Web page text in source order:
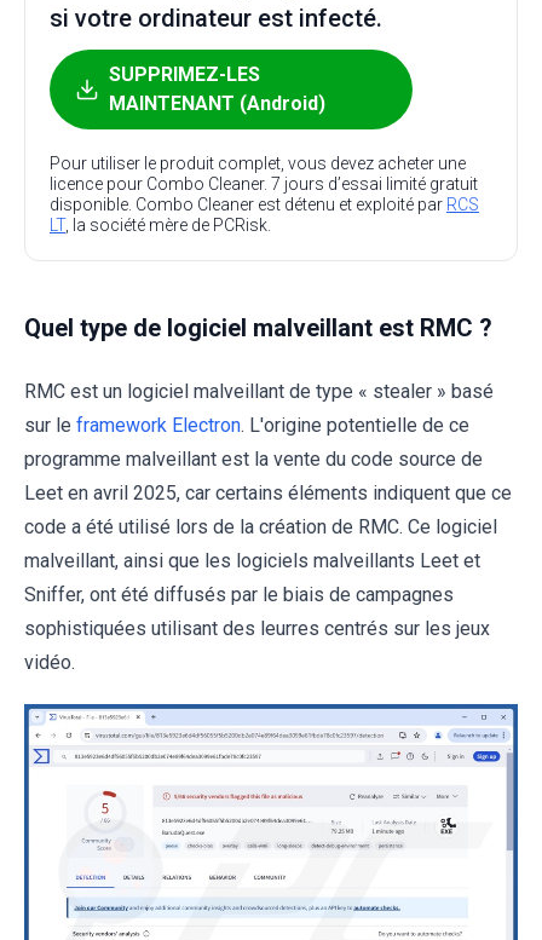
si votre ordinateur est infecté.
SUPPRIMEZ-LES
MAINTENANT (Android)
Pour utiliser le produit complet, vous devez acheter une
licence pour Combo Cleaner. 7 jours d’essai limité gratuit
disponible. Combo Cleaner est détenu et exploité par RCS
LT, la société mère de PCRisk.
Quel type de logiciel malveillant est RMC ?
RMC est un logiciel malveillant de type « stealer » basé
sur le framework Electron. L'origine potentielle de ce
programme malveillant est la vente du code source de
Leet en avril 2025, car certains éléments indiquent que ce
code a été utilisé lors de la création de RMC. Ce logiciel
malveillant, ainsi que les logiciels malveillants Leet et
Sniffer, ont été diffusés par le biais de campagnes
sophistiquées utilisant des leurres centrés sur les jeux
vidéo.